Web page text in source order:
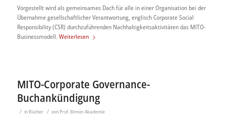
Vorgestellt wird als gemeinsames Dach für alle in einer Organisation bei der
Übernahme gesellschaftlicher Verantwortung, englisch Corporate Social
Responsibility (CSR) durchzuführenden Nachhaltigkeitsaktivitäten das MITO-
Businessmodell. Weiterlesen
MITO-Corporate Governance-
Buchankündigung
/ in Bücher / von Prof. Binner Akademie